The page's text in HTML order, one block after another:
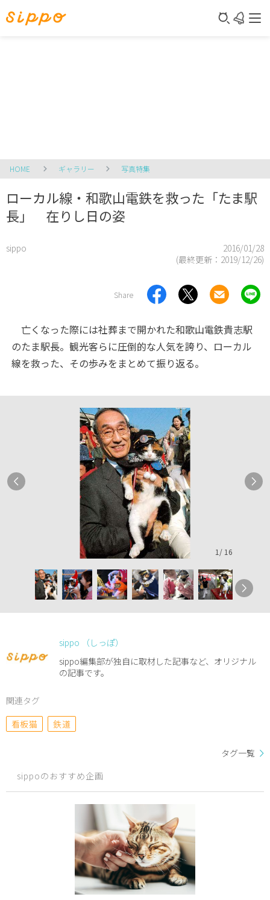
HOME ギャラリー 写真特集
ローカル線・和歌山電鉄を救った「たま駅
長」 在りし日の姿
sippo
2016/01/28
(最終更新： 2019/12/26)
Share
亡くなった際には社葬まで開かれた和歌山電鉄貴志駅
のたま駅長。観光客らに圧倒的な人気を誇り、ローカル
線を救った、その歩みをまとめて振り返る。
1 / 16
sippo （しっぽ）
sippo編集部が独自に取材した記事など、オリジナル
の記事です。
関連タグ
看板猫
鉄道
タグ一覧
sippoのおすすめ企画